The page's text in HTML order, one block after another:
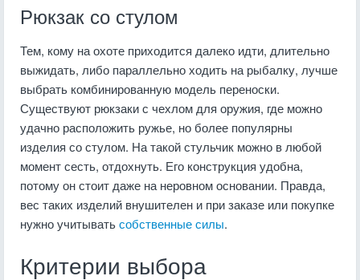
Рюкзак со стулом
Тем, кому на охоте приходится далеко идти, длительно
выжидать, либо параллельно ходить на рыбалку, лучше
выбрать комбинированную модель переноски.
Существуют рюкзаки с чехлом для оружия, где можно
удачно расположить ружье, но более популярны
изделия со стулом. На такой стульчик можно в любой
момент сесть, отдохнуть. Его конструкция удобна,
потому он стоит даже на неровном основании. Правда,
вес таких изделий внушителен и при заказе или покупке
нужно учитыватьсобственные силы.
Критерии выбора